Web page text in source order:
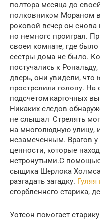
полтора месяца до
полковником Мораном
роковой вечер он
но немного проиграл.
своей комнате, где
сестры дома не было.
постучались к
дверь, они увидели,
прострелили голову. На
подсчетом карточных
Никаких следов
не слышал. Стрелять
на многолюдную улицу,
незамеченным. Врагов
ценности, которые
нетронутыми.С помощью
сыщика Шерлока
разгадать загадку. Гуляя
сгорбленного старика,
Уотсон помогает